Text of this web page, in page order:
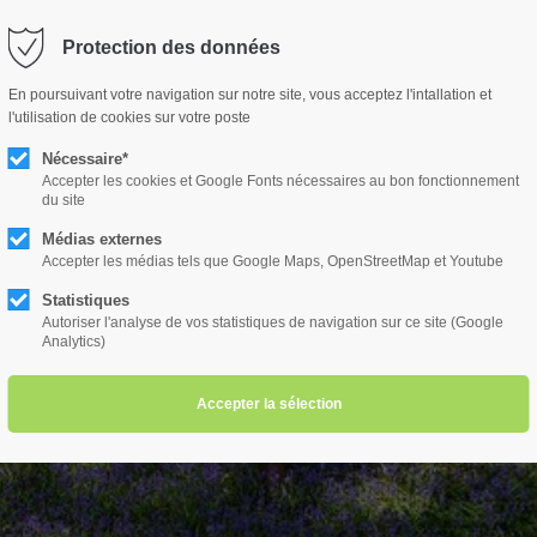
dolor sit amet:
/ 365days
support for our customers
8:00am - 5:00pm
San Francisco, CA 94102
+44 1234 567 890
Drop us a line
Accueil Qui suis-je?
Protection des données
En poursuivant votre navigation sur notre site, vous acceptez l'intallation et
l'utilisation de cookies sur votre poste
Nécessaire*
Accepter les cookies et Google Fonts nécessaires au bon fonctionnement
du site
Médias externes
Accepter les médias tels que Google Maps, OpenStreetMap et Youtube
Statistiques
Autoriser l'analyse de vos statistiques de navigation sur ce site (Google
Analytics)